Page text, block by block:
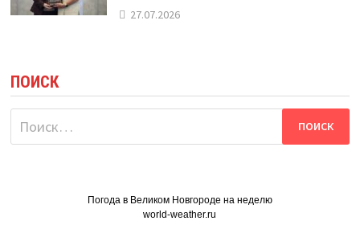
27.07.2026
ПОИСК
Найти:
Погода в Великом Новгороде на неделю
world-weather.ru